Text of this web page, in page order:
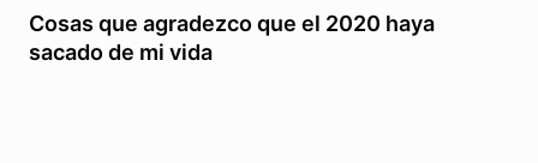
Cosas que agradezco que el 2020 haya
sacado de mi vida